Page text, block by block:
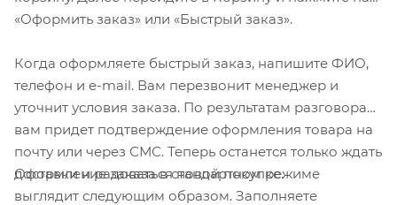
«Оформить заказ» или «Быстрый заказ».
Когда оформляете быстрый заказ, напишите ФИО,
телефон и e-mail. Вам перезвонит менеджер и
уточнит условия заказа. По результатам разговора
вам придет подтверждение оформления товара на
почту или через СМС. Теперь останется только ждать
доставки и радоваться новой покупке.
Оформление заказа в стандартном режиме
выглядит следующим образом. Заполняете